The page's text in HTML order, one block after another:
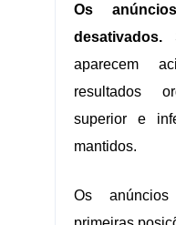
Os
desativados.
aparecem
resultados
superior e
mantidos.
Os